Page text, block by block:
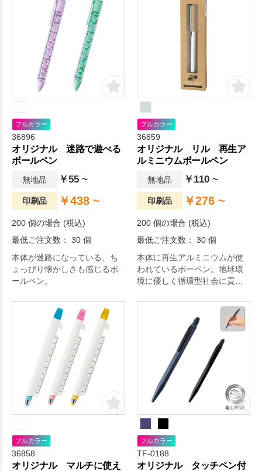
フルカラー
36896
オリジナル 迷路で遊べる
ボールペン
無地品 ￥55 ~
印刷品 ￥438 ~
200 個の場合 (税込)
最低ご注文数： 30 個
本体が迷路になっている、ち
ょっぴり懐かしさも感じるボ
ールペン。
フルカラー
36859
オリジナル リル 再生ア
ルミニウムボールペン
無地品 ￥110 ~
印刷品 ￥276 ~
200 個の場合 (税込)
最低ご注文数： 30 個
本体に再生アルミニウムが使
われているボーペン。地球環
境に優しく循環型社会に貢献
フルカラー
36858
オリジナル マルチに使え
フルカラー
TF-0188
オリジナル タッチペン付